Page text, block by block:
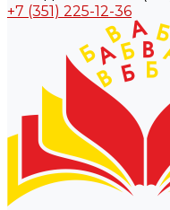
+7 (351) 225-12-36